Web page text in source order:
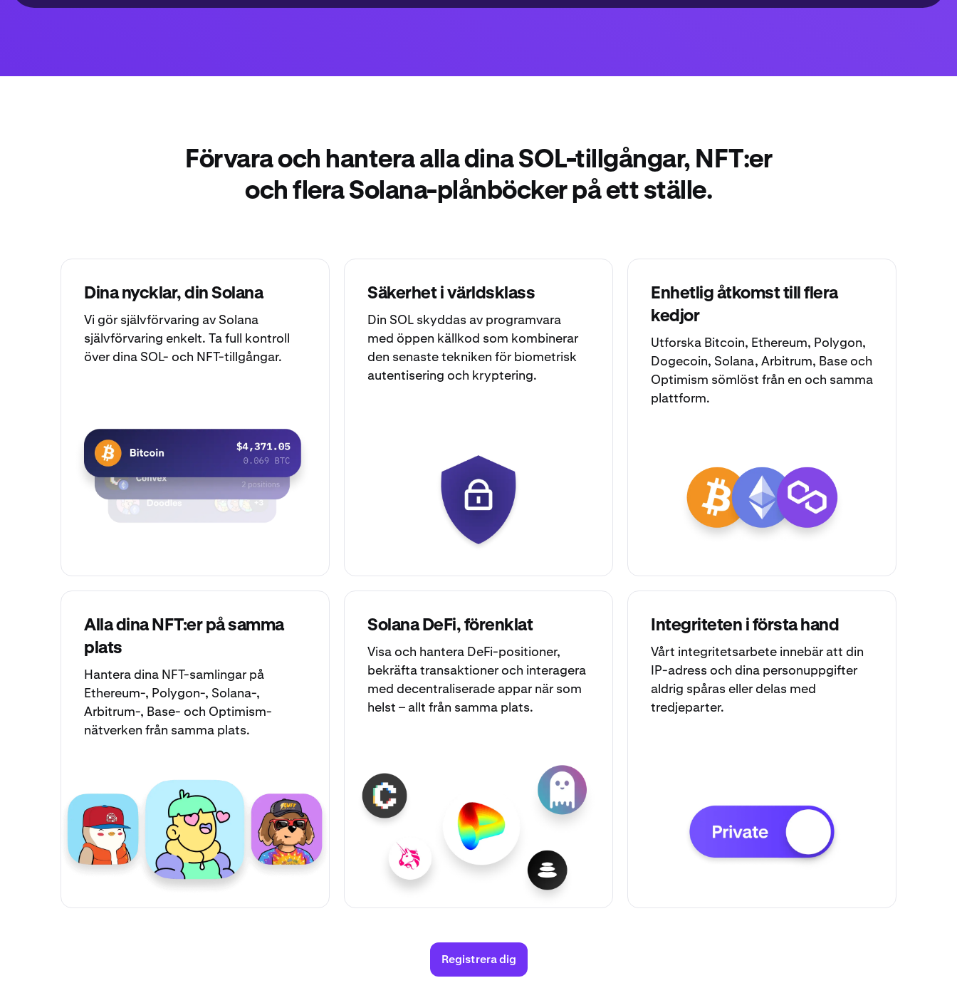
Förvara och hantera alla dina SOL-tillgångar, NFT:er
och flera Solana-plånböcker på ett ställe.
Dina nycklar, din Solana
Vi gör självförvaring av Solana
självförvaring enkelt. Ta full kontroll
över dina SOL- och NFT-tillgångar.
Säkerhet i världsklass
Din SOL skyddas av programvara
med öppen källkod som kombinerar
den senaste tekniken för biometrisk
autentisering och kryptering.
Enhetlig åtkomst till flera
kedjor
Utforska Bitcoin, Ethereum, Polygon,
Dogecoin, Solana, Arbitrum, Baseoch
Optimism sömlöst från en och samma
plattform.
Alla dina NFT:er på samma
plats
Hantera dina NFT-samlingarpå
Ethereum-, Polygon-, Solana-,
Arbitrum-, Base- och Optimism-
nätverken från samma plats.
Solana DeFi, förenklat
Visa och hantera DeFi-positioner,
bekräfta transaktioner och interagera
med decentraliserade appar när som
helst – allt från samma plats.
Integriteten i första hand
Vårt integritetsarbete innebär att din
IP-adress och dina personuppgifter
aldrig spåras eller delas med
tredjeparter.
Registrera dig